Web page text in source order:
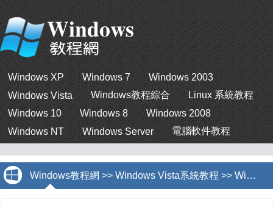
Windows XP Windows 7
Windows 2003
Windows Vista
Windows教程綜合
Linux 系統教程
Windows 10
Windows 8
Windows 2008
Windows NT
Windows Server 電腦軟件教程
Windows教程網 >> Windows Vista系統教程 >> Windows Vista教程